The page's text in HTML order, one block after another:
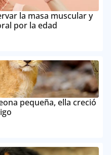
la masa muscular y
por la edad
pequeña, ella creció